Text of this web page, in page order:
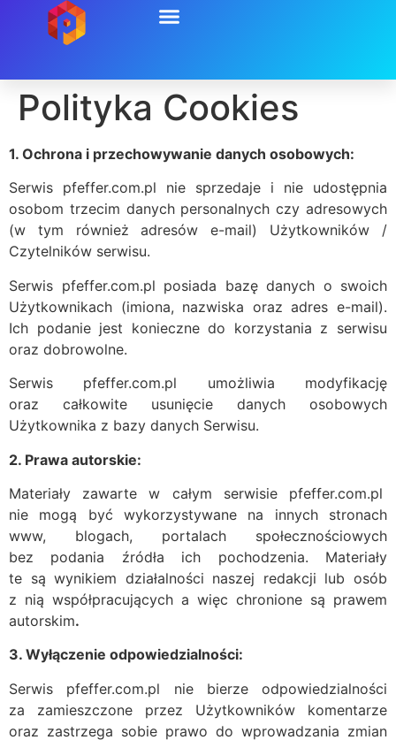
Polityka Cookies
1. Ochrona i przechowywanie danych osobowych:
Serwis pfeffer.com.pl nie sprzedaje i nie udostępnia
osobom trzecim danych personalnych czy adresowych
(w tym również adresów e-mail) Użytkowników /
Czytelników serwisu.
Serwis pfeffer.com.pl posiada bazę danych o swoich
Użytkownikach (imiona, nazwiska oraz adres e-mail).
Ich podanie jest konieczne do korzystania z serwisu
oraz dobrowolne.
Serwis pfeffer.com.pl umożliwia modyfikację
oraz całkowite usunięcie danych osobowych
Użytkownika z bazy danych Serwisu.
2. Prawa autorskie:
Materiały zawarte w całym serwisie pfeffer.com.pl
nie mogą być wykorzystywane na innych stronach
www, blogach, portalach społecznościowych
bez podania źródła ich pochodzenia. Materiały
te są wynikiem działalności naszej redakcji lub osób
z nią współpracujących a więc chronione są prawem
autorskim.
3. Wyłączenie odpowiedzialności:
Serwis pfeffer.com.pl nie bierze odpowiedzialności
za zamieszczone przez Użytkowników komentarze
oraz zastrzega sobie prawo do wprowadzania zmian